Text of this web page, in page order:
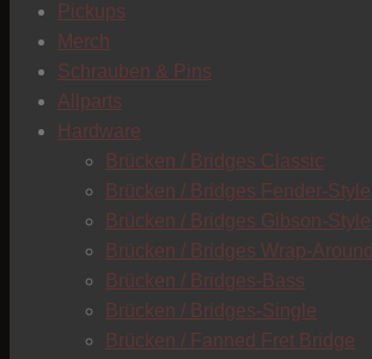
Pickups
Merch
Schrauben & Pins
Allparts
Hardware
Brücken / Bridges Classic
Brücken / Bridges Fender-Style
Brücken / Bridges Gibson-Style
Brücken / Bridges Wrap-Around
Brücken / Bridges-Bass
Brücken / Bridges-Single
Brücken / Fanned Fret Bridge